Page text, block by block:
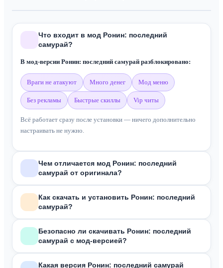
Что входит в мод Ронин: последний
самурай?
В мод-версии Ронин: последний самурай разблокировано:
враги не атакуют много денег мод меню
без рекламы быстрые скиллы vip читы
Всё работает сразу после установки — ничего дополнительно
настраивать не нужно.
Чем отличается мод Ронин: последний
самурай от оригинала?
В отличие от оригинальной версии из Google Play, модРонин:
последний самурай
Быстрое восстановление скиллов
Заморозка противников в бою
Как скачать и установить Ронин: последний
самурай?
Зависит от формата скачанного файла:
APK
Безопасно ли скачивать Ронин: последний
самурай с мод-версией?
Какая версия Ронин: последний самурай